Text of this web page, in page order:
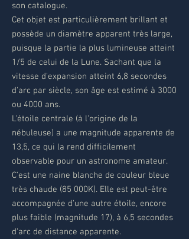
son catalogue.
Cet objet est particulièrement brillant et
possède un diamètre apparent très large,
puisque la partie la plus lumineuse atteint
1/5 de celui de la Lune. Sachant que la
vitesse d'expansion atteint 6,8 secondes
d'arc par siècle, son âge est estimé à 3000
ou 4000 ans.
L'étoile centrale (à l'origine de la
nébuleuse) a une magnitude apparente de
13,5, ce qui la rend difficilement
observable pour un astronome amateur.
C'est une naine blanche de couleur bleue
très chaude (85 000K). Elle est peut-être
accompagnée d'une autre étoile, encore
plus faible (magnitude 17), à 6,5 secondes
d'arc de distance apparente.